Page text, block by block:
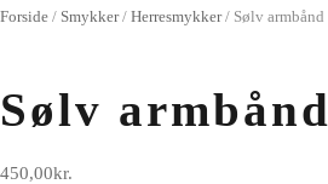
Forside / Smykker/ Herresmykker/ Sølv armbånd
Sølv armbånd
450,00kr.